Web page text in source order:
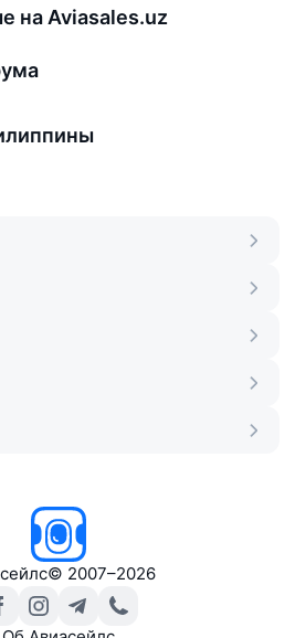
на Aviasales.uz
© 2007–2026